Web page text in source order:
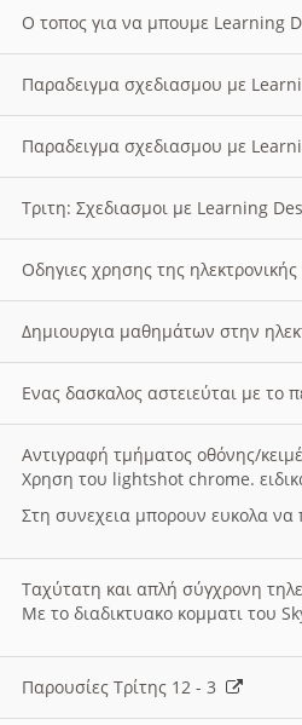
O τοπος για να μπουμε Learning
Παραδειγμα σχεδιασμου με
Παραδειγμα σχεδιασμου με
Τριτη: Σχεδιασμοι με Learning
Οδηγιες χρησης της
Δημιουργια μαθημάτων στην
Ενας δασκαλος αστειεύται με
Αντιγραφή τμήματος οθόνης/
Χρηση του lightshot chrome.
Στη συνεχεια μπορουν ευκολα να
Ταχύτατη και απλή σύγχρονη
Με το διαδικτυακο κομματι του
Παρουσίες Τρίτης 12 - 3